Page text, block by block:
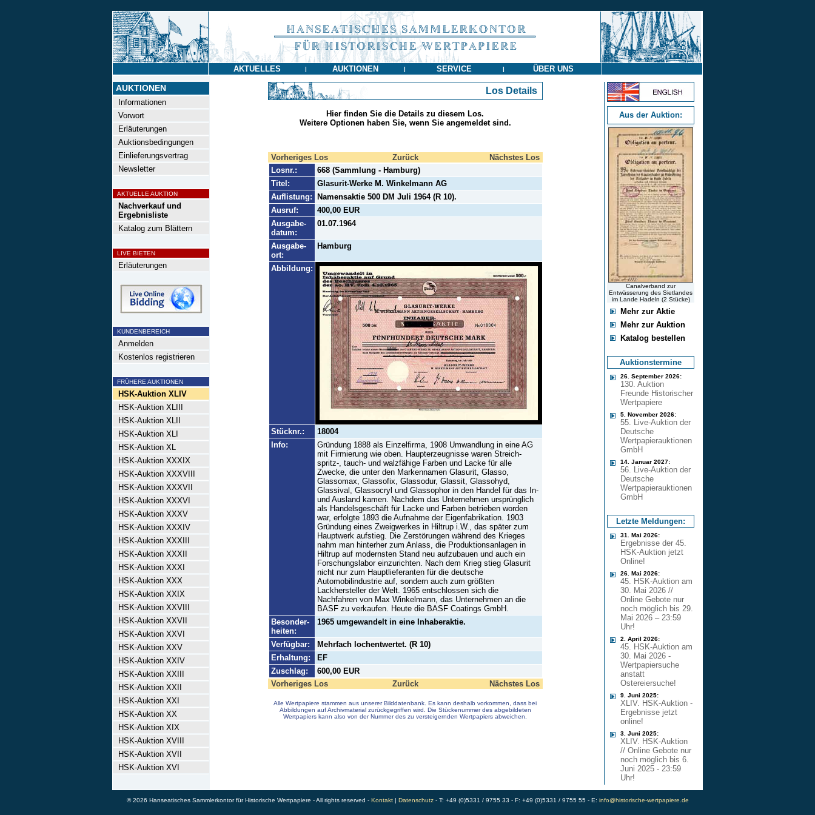
AKTUELLES | AUKTIONEN | SERVICE | ÜBER UNS
AUKTIONEN
Informationen
Vorwort
Erläuterungen
Auktionsbedingungen
Einlieferungsvertrag
Newsletter
AKTUELLE AUKTION
Nachverkauf und
Ergebnisliste
Katalog zum Blättern
LIVE BIETEN
Erläuterungen
KUNDENBEREICH
Anmelden
Kostenlos registrieren
FRÜHERE AUKTIONEN
HSK-Auktion XLIV
HSK-Auktion XLIII
HSK-Auktion XLII
HSK-Auktion XLI
HSK-Auktion XL
HSK-Auktion XXXIX
HSK-Auktion XXXVIII
HSK-Auktion XXXVII
HSK-Auktion XXXVI
HSK-Auktion XXXV
HSK-Auktion XXXIV
HSK-Auktion XXXIII
HSK-Auktion XXXII
HSK-Auktion XXXI
HSK-Auktion XXX
HSK-Auktion XXIX
HSK-Auktion XXVIII
HSK-Auktion XXVII
HSK-Auktion XXVI
HSK-Auktion XXV
HSK-Auktion XXIV
HSK-Auktion XXIII
HSK-Auktion XXII
HSK-Auktion XXI
HSK-Auktion XX
HSK-Auktion XIX
HSK-Auktion XVIII
HSK-Auktion XVII
HSK-Auktion XVI
Los Details
Hier finden Sie die Details zu diesem Los.
Weitere Optionen haben Sie, wenn Sie angemeldet sind.
Vorheriges Los Zurück
Nächstes Los
Losnr.:
668 (Sammlung - Hamburg)
Titel:
Glasurit-Werke M. Winkelmann AG
Auflistung:
Namensaktie 500 DM Juli 1964 (R 10).
Ausruf:
400,00 EUR
Ausgabe-
datum:
01.07.1964
Ausgabe-
ort:
Hamburg
Abbildung:
Stücknr.:
18004
Info:
Gründung 1888 als Einzelfirma, 1908 Umwandlung in eine AG
mit Firmierung wie oben. Haupterzeugnisse waren Streich-
spritz-, tauch- und walzfähige Farben und Lacke für alle
Zwecke, die unter den Markennamen Glasurit, Glasso,
Glassomax, Glassofix, Glassodur, Glassit, Glassohyd,
Glassival, Glassocryl und Glassophor in den Handel für das In-
und Ausland kamen. Nachdem das Unternehmen ursprünglich
als Handelsgeschäft für Lacke und Farben betrieben worden
war, erfolgte 1893 die Aufnahme der Eigenfabrikation. 1903
Gründung eines Zweigwerkes in Hiltrup i.W., das später zum
Hauptwerk aufstieg. Die Zerstörungen während des Krieges
nahm man hinterher zum Anlass, die Produktionsanlagen in
Hiltrup auf modernsten Stand neu aufzubauen und auch ein
Forschungslabor einzurichten. Nach dem Krieg stieg Glasurit
nicht nur zum Hauptlieferanten für die deutsche
Automobilindustrie auf, sondern auch zum größten
Lackhersteller der Welt. 1965 entschlossen sich die
Nachfahren von Max Winkelmann, das Unternehmen an die
BASF zu verkaufen. Heute die BASF Coatings GmbH.
Besonder-
heiten:
1965 umgewandelt in eine Inhaberaktie.
Verfügbar:
Mehrfach lochentwertet. (R 10)
Erhaltung:
EF
Zuschlag:
600,00 EUR
Vorheriges Los
Zurück Nächstes Los
Alle Wertpapiere stammen aus unserer Bilddatenbank. Es kann deshalb vorkommen, dass bei
Abbildungen auf Archivmaterial zurückgegriffen wird. Die Stückenummer des abgebildeten
Wertpapiers kann also von der Nummer des zu versteigernden Wertpapiers abweichen.
Aus der Auktion:
Canalverband zur
Entwässerung des Sietlandes
im Lande Hadeln (2 Stücke)
Mehr zur Aktie
Mehr zur Auktion
Katalog bestellen
Auktionstermine
26. September 2026:
130. Auktion
Freunde Historischer
Wertpapiere
5. November 2026:
55. Live-Auktion der
Deutsche
Wertpapierauktionen
GmbH
14. Januar 2027:
56. Live-Auktion der
Deutsche
Wertpapierauktionen
GmbH
Letzte Meldungen:
31. Mai 2026:
Ergebnisse der 45.
HSK-Auktion jetzt
Online!
26. Mai 2026:
45. HSK-Auktion am
30. Mai 2026 //
Online Gebote nur
noch möglich bis 29.
Mai 2026 – 23:59
Uhr!
2. April 2026:
45. HSK-Auktion am
30. Mai 2026 -
Wertpapiersuche
anstatt
Ostereiersuche!
9. Juni 2025:
XLIV. HSK-Auktion -
Ergebnisse jetzt
online!
3. Juni 2025:
XLIV. HSK-Auktion
// Online Gebote nur
noch möglich bis 6.
Juni 2025 - 23:59
Uhr!
© 2026 Hanseatisches Sammlerkontor für Historische Wertpapiere - All rights reserved - Kontakt| Datenschutz- T: +49 (0)5331 / 9755 33 - F: +49 (0)5331 / 9755 55 - E: info@historische-wertpapiere.de